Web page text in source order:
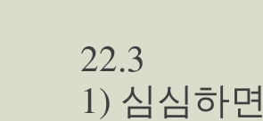
22.3
1) 심심하